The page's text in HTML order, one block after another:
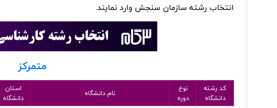
انتخاب رشته سازمان سنجش وارد نمایند.
متمرکز
کد رشته
دانشگاه
نوع
دوره
نام دانشگاه
استان
دانشگاه